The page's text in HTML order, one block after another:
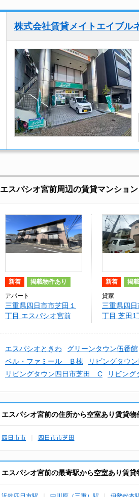
株式会社賃貸メイトエイブル
エスパシオ宮前周辺の賃貸マンショ
新着 掲載物件あり
アパート
三重県四日市市芝田１
丁目 エスパシオ宮前
新着 掲
貸家
三重県四日
丁目 芝田1
エスパシオときわ グリーンタウン伍番館
ベル・ファミール Ｂ棟
リビングタウ
リビングタウン四日市芝田 C
リビン
エスパシオ宮前の住所から空室あり賃貸物
四日市市 四日市市芝田
エスパシオ宮前の最寄駅から空室あり賃貸